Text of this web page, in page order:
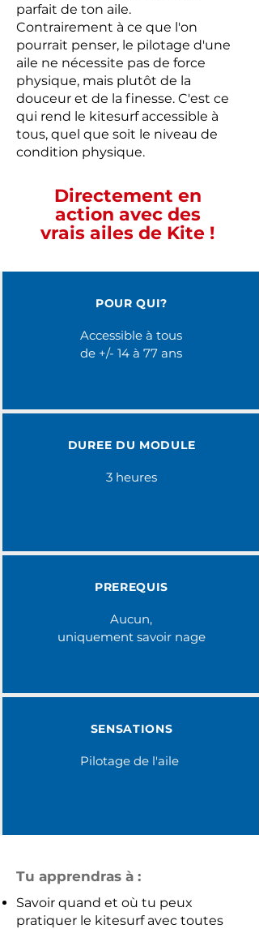
parfait de ton aile.
Contrairement à ce que l'on
pourrait penser, le pilotage d'une
aile ne nécessite pas de force
physique, mais plutôt de la
douceur et de la finesse. C'est ce
qui rend le kitesurf accessible à
tous, quel que soit le niveau de
condition physique.
Directement en
action avec des
vrais ailes de Kite !
POUR QUI?
Accessible à tous
de +/- 14 à 77 ans
DUREE DU MODULE
3 heures
PREREQUIS
Aucun,
uniquement savoir nage
SENSATIONS
Pilotage de l'aile
Tu apprendras à :
Savoir quand et où tu peux
pratiquer le kitesurf avec toutes